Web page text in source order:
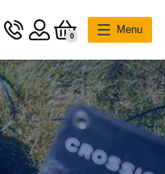
0
Menu